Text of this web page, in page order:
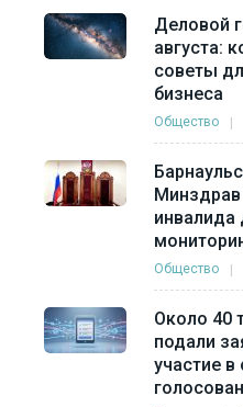
Деловой
августа:
советы
бизнеса
Общество
Минздрав
инвалида
Общество
Около 40
подали
участие в